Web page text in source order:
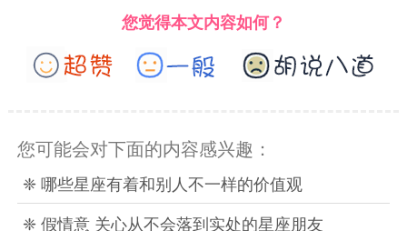
您觉得本文内容如何？
您可能会对下面的内容感兴趣：
❈ 哪些星座有着和别人不一样的价值观
❈ 假情意 关心从不会落到实处的星座朋友